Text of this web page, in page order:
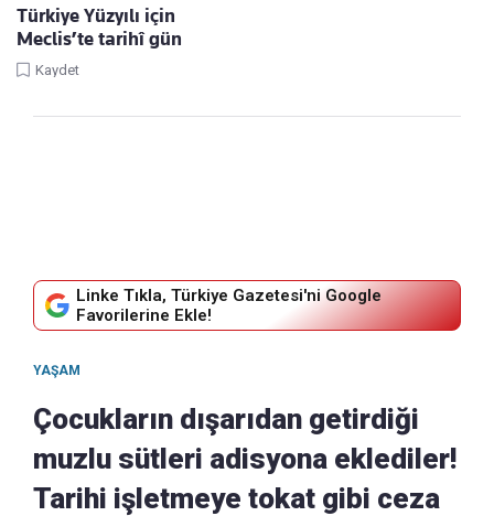
Türkiye Yüzyılı için
Meclis’te tarihî gün
Kaydet
Linke Tıkla, Türkiye Gazetesi'ni Google
Favorilerine Ekle!
YAŞAM
Çocukların dışarıdan getirdiği
muzlu sütleri adisyona eklediler!
Tarihi işletmeye tokat gibi ceza